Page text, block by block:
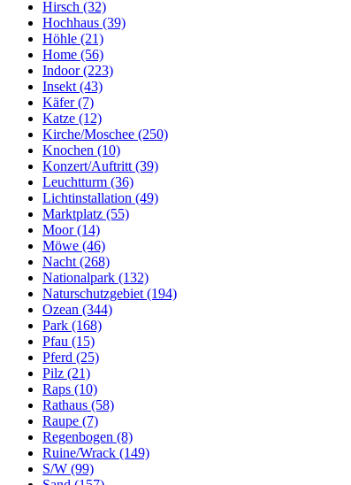
Hirsch (32)
Hochhaus (39)
Höhle (21)
Home (56)
Indoor (223)
Insekt (43)
Käfer (7)
Katze (12)
Kirche/Moschee (250)
Knochen (10)
Konzert/Auftritt (39)
Leuchtturm (36)
Lichtinstallation (49)
Marktplatz (55)
Moor (14)
Möwe (46)
Nacht (268)
Nationalpark (132)
Naturschutzgebiet (194)
Ozean (344)
Park (168)
Pfau (15)
Pferd (25)
Pilz (21)
Raps (10)
Rathaus (58)
Raupe (7)
Regenbogen (8)
Ruine/Wrack (149)
S/W (99)